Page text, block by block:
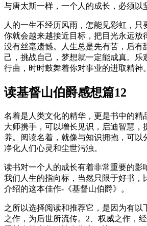
与唐太斯一样，一个人的成长，必须以
人的一生不经历风雨，怎能见彩虹，只
你就会越来越接近目标，把目光永远放
没有丝毫遗憾。人生总是先有苦，后有
己，挑战自己，梦想就一定能成真。乐
行曲，时时鼓舞着你对事业的进取精神。
读基督山伯爵感想篇12
名着是人类文化的精华，更是书中的精
大师携手，可以增长见识，启迪智慧，
养。阅读名着，就像与知识拥抱，可以
净化人们心灵和尘世污浊。
读书对一个人的成长有着非常重要的影
我们人生的指向标，当然只限于好书，
介绍的这本佳作-《基督山伯爵》。
之所以选择阅读和推荐它，是因为有以
之作，为后世所流传。2、权威之作，